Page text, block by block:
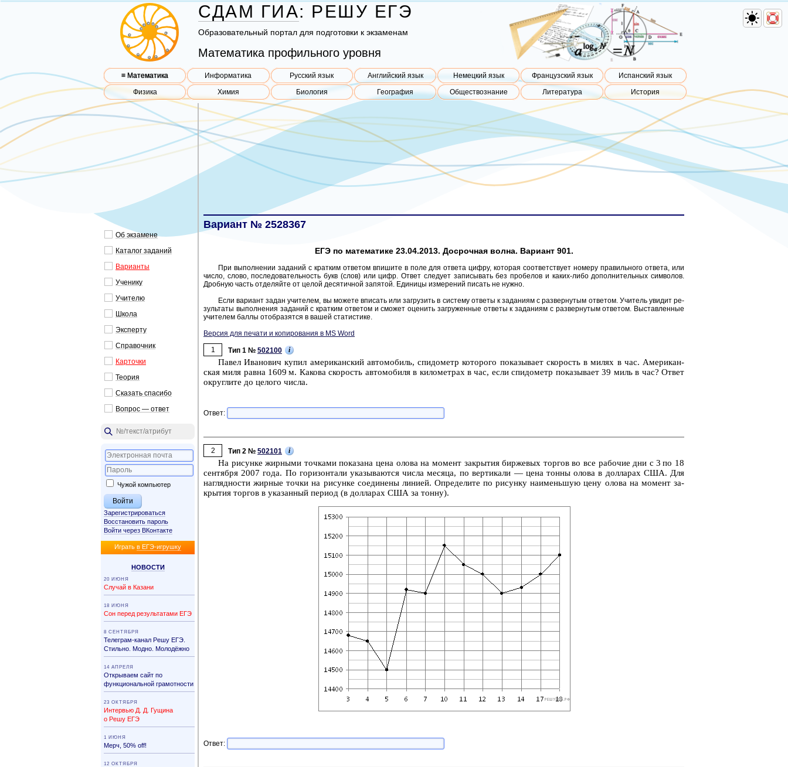
СДАМ ГИА: РЕШУ ЕГЭ
Об­ра­зо­ва­тель­ный пор­тал для под­го­тов­ки к эк­за­ме­нам
Математика профильного уровня
≡ Математика Информатика Русский язык Английский язык Немецкий язык Французский язык
Испанский язык
Физика
Химия Биология География Обществознание Литература История
Об эк­за­ме­не
Ка­та­лог за­да­ний
Ва­ри­ан­ты
Уче­ни­ку
Учи­те­лю
Школа
Экс­пер­ту
Спра­воч­ник
Кар­точ­ки
Тео­рия
Ска­зать спа­си­бо
Во­прос — ответ
Чужой компьютер
Зарегистрироваться
Восстановить пароль
Войти через ВКонтакте
Иг­рать в ЕГЭ-иг­руш­ку
НО­ВО­СТИ
20 ИЮНЯ
Случай в Казани
18 ИЮНЯ
Сон перед результатами ЕГЭ
8 СЕНТЯБРЯ
Телеграм-канал Решу ЕГЭ.
Стильно. Модно. Молодёжно
14 АПРЕЛЯ
Открываем сайт по
функциональной грамотности
23 ОКТЯБРЯ
Интервью Д. Д. Гущина
о Решу ЕГЭ
1 ИЮНЯ
Мерч, 50% off!
12 ОКТЯБРЯ
Вариант № 2528367
ЕГЭ по математике 23.04.2013. Досрочная волна. Вариант 901.
При вы­пол­не­нии за­да­ний с крат­ким от­ве­том впи­ши­те в поле для от­ве­та цифру, ко­то­рая со­от­вет­ству­ет но­ме­ру пра­виль­но­го от­ве­та, или
число, слово, по­сле­до­ва­тель­ность букв (слов) или цифр. Ответ сле­ду­ет за­пи­сы­вать без про­бе­лов и каких-либо до­пол­ни­тель­ных сим­во­лов.
Дроб­ную часть от­де­ляй­те от целой де­ся­тич­ной за­пя­той. Еди­ни­цы из­ме­ре­ний пи­сать не нужно.
Если ва­ри­ант задан учи­те­лем, вы мо­же­те впи­сать или за­гру­зить в си­сте­му от­ве­ты к за­да­ни­ям с раз­вер­ну­тым от­ве­том. Учи­тель уви­дит ре­
зуль­та­ты вы­пол­не­ния за­да­ний с крат­ким от­ве­том и смо­жет оце­нить за­гру­жен­ные от­ве­ты к за­да­ни­ям с раз­вер­ну­тым от­ве­том. Вы­став­лен­ные
учи­те­лем баллы отоб­ра­зят­ся в вашей ста­ти­сти­ке.
Версия для печати и копирования в MS Word
1
Тип 1 № 502100 i
Павел Ива­но­вич купил аме­ри­кан­ский ав­то­мо­биль, спи­до­метр ко­то­ро­го по­ка­зы­ва­ет ско­рость в милях в час. Аме­ри­кан­
ская миля равна 1609 м. Ка­ко­ва ско­рость ав­то­мо­би­ля в ки­ло­мет­рах в час, если спи­до­метр по­ка­зы­ва­ет 39 миль в час? Ответ
округ­ли­те до це­ло­го числа.
Ответ:
2 Тип 2 № 502101 i
На ри­сун­ке жир­ны­ми точ­ка­ми по­ка­за­на цена олова на мо­мент за­кры­тия бир­же­вых тор­гов во все ра­бо­чие дни с 3 по 18
сен­тяб­ря 2007 года. По го­ри­зон­та­ли ука­зы­ва­ют­ся числа ме­ся­ца, по вер­ти­ка­ли — цена тонны олова в дол­ла­рах США. Для
на­гляд­но­сти жир­ные точки на ри­сун­ке со­еди­не­ны ли­ни­ей. Опре­де­ли­те по ри­сун­ку наи­мень­шую цену олова на мо­мент за­
кры­тия тор­гов в ука­зан­ный пе­ри­од (в дол­ла­рах США за тонну).
Ответ: